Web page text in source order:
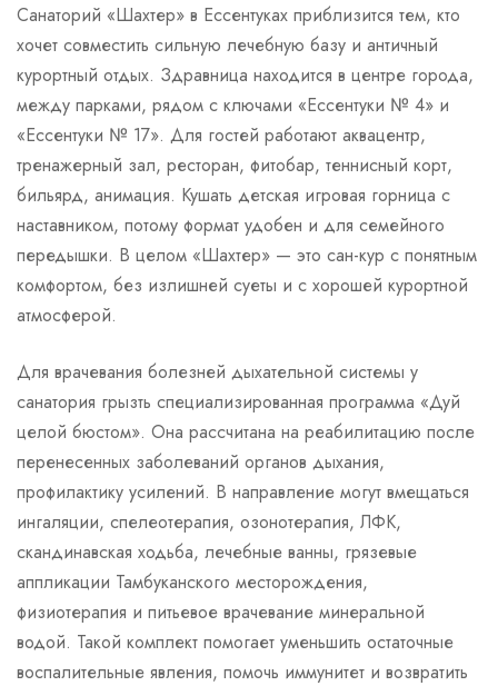
Санаторий «Шахтер» в Ессентуках приблизится тем, кто
хочет совместить сильную лечебную базу и античный
курортный отдых. Здравница находится в центре города,
между парками, рядом с ключами «Ессентуки № 4» и
«Ессентуки № 17». Для гостей работают аквацентр,
тренажерный зал, ресторан, фитобар, теннисный корт,
бильярд, анимация. Кушать детская игровая горница с
наставником, потому формат удобен и для семейного
передышки. В целом «Шахтер» — это сан-кур с понятным
комфортом, без излишней суеты и с хорошей курортной
атмосферой.
Для врачевания болезней дыхательной системы у
санатория грызть специализированная программа «Дуй
целой бюстом». Она рассчитана на реабилитацию после
перенесенных заболеваний органов дыхания,
профилактику усилений. В направление могут вмещаться
ингаляции, спелеотерапия, озонотерапия, ЛФК,
скандинавская ходьба, лечебные ванны, грязевые
аппликации Тамбуканского месторождения,
физиотерапия и питьевое врачевание минеральной
водой. Такой комплект помогает уменьшить остаточные
воспалительные явления, помочь иммунитет и возвратить